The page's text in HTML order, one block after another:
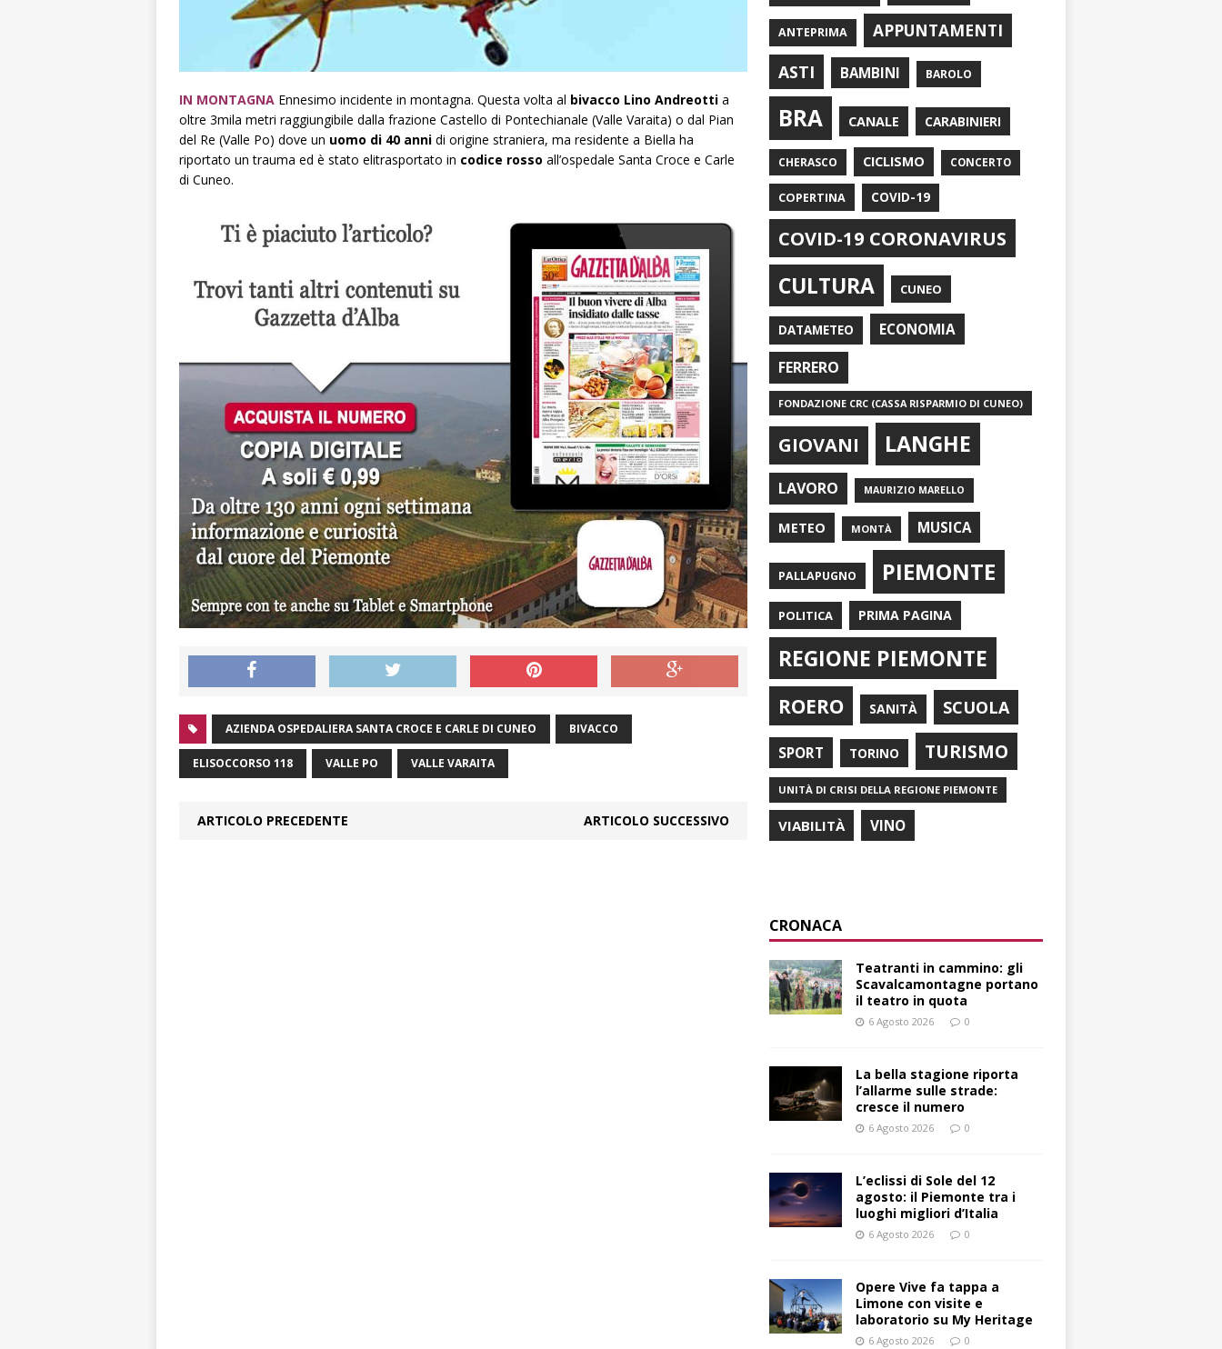
IN MONTAGNA Ennesimo incidente in montagna. Questa volta al bivacco Lino Andreotti a
oltre 3mila metri raggiungibile dalla frazione Castello di Pontechianale (Valle Varaita) o dal Pian
del Re (Valle Po) dove un uomo di 40 anni di origine straniera, ma residente a Biella ha
riportato un trauma ed è stato elitrasportato in codice rosso all’ospedale Santa Croce e Carle
di Cuneo.
AZIENDA OSPEDALIERA SANTA CROCE E CARLE DI CUNEO BIVACCO
ELISOCCORSO 118 VALLE PO VALLE VARAITA
ARTICOLO PRECEDENTE ARTICOLO SUCCESSIVO
ANTEPRIMA
APPUNTAMENTI
ASTI
BAMBINI BAROLO
BRA CANALE CARABINIERI
CHERASCO CICLISMO CONCERTO
COPERTINA COVID-19
COVID-19 CORONAVIRUS
CULTURA CUNEO
DATAMETEO ECONOMIA
FERRERO
FONDAZIONE CRC (CASSA RISPARMIO DI CUNEO)
GIOVANI LANGHE
LAVORO MAURIZIO MARELLO
METEO MONTÀ MUSICA
PALLAPUGNO PIEMONTE
POLITICA PRIMA PAGINA
REGIONE PIEMONTE
ROERO SANITÀ SCUOLA
SPORT TORINO TURISMO
UNITÀ DI CRISI DELLA REGIONE PIEMONTE
VIABILITÀ VINO
CRONACA
Teatranti in cammino: gli
Scavalcamontagne portano
il teatro in quota
6 Agosto 2026 0
La bella stagione riporta
l’allarme sulle strade:
cresce il numero
6 Agosto 2026 0
L’eclissi di Sole del 12
agosto: il Piemonte tra i
luoghi migliori d’Italia
6 Agosto 2026 0
Opere Vive fa tappa a
Limone con visite e
laboratorio su My Heritage
6 Agosto 2026 0